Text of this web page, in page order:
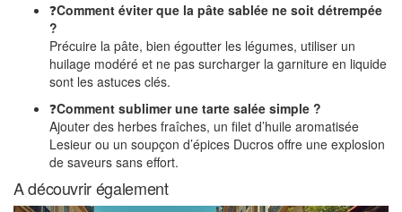
❓Comment éviter que la pâte sablée ne soit détrempée
?
Précuire la pâte, bien égoutter les légumes, utiliser un
huilage modéré et ne pas surcharger la garniture en liquide
sont les astuces clés.
❓Comment sublimer une tarte salée simple ?
Ajouter des herbes fraîches, un filet d’huile aromatisée
Lesieur ou un soupçon d’épices Ducros offre une explosion
de saveurs sans effort.
A découvrir également